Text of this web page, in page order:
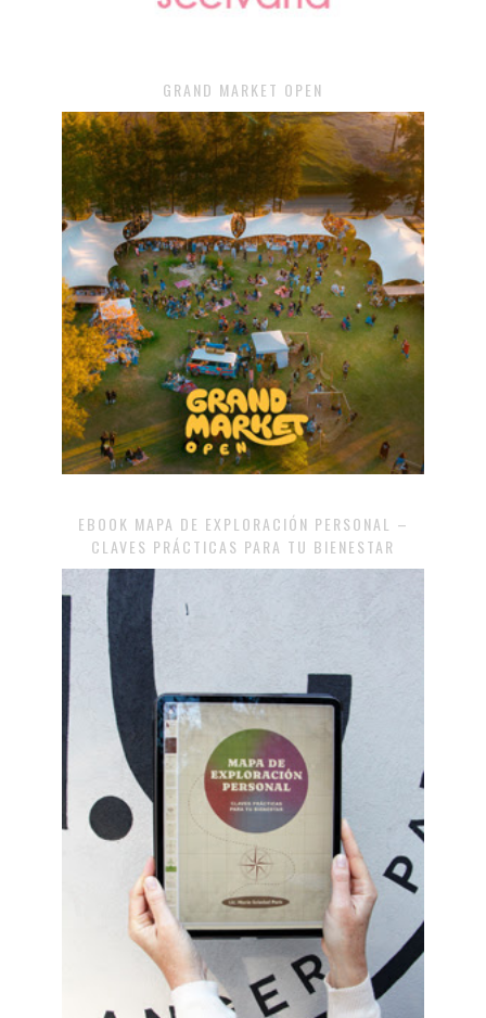
GRAND MARKET OPEN
EBOOK MAPA DE EXPLORACIÓN PERSONAL –
CLAVES PRÁCTICAS PARA TU BIENESTAR